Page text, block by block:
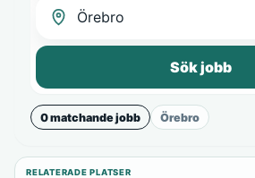
Sök jobb
0 matchande jobb Örebro
RELATERADE PLATSER